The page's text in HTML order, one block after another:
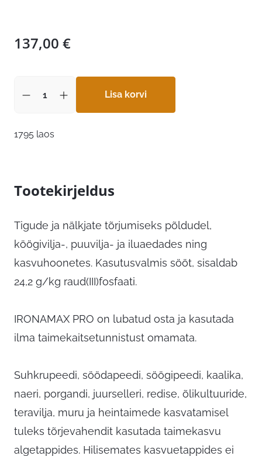
137,00 €
Lisa korvi
1795 laos
Tootekirjeldus
Tigude ja nälkjate tõrjumiseks põldudel,
köögivilja-, puuvilja- ja iluaedades ning
kasvuhoonetes. Kasutusvalmis sööt, sisaldab
24,2 g/kg raud(III)fosfaati.
IRONAMAX PRO on lubatud osta ja kasutada
ilma taimekaitsetunnistust omamata.
Suhkrupeedi, söödapeedi, söögipeedi, kaalika,
naeri, porgandi, juurselleri, redise, õlikultuuride,
teravilja, muru ja heintaimede kasvatamisel
tuleks tõrjevahendit kasutada taimekasvu
algetappides. Hilisemates kasvuetappides ei